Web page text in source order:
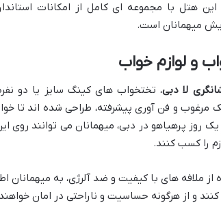
هتل با مجموعه ای کامل از امکانات
میهمانان است.
و لوازم خواب
لا دبی، تختخواب های کینگ سایز یا دو
مرغوب و فن آوری پیشرفته، طراحی شده اند تا
روز پرهیاهو در دبی، میهمانان می توانند روی
را کسب کنند.
از ملافه های با کیفیت و ضد آلرژی، به
و از هرگونه حساسیت و ناراحتی در امان